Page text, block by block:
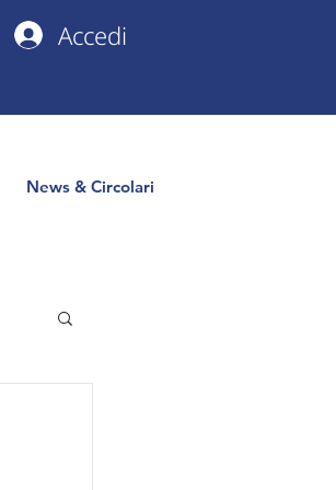
Accedi
News & Circolari